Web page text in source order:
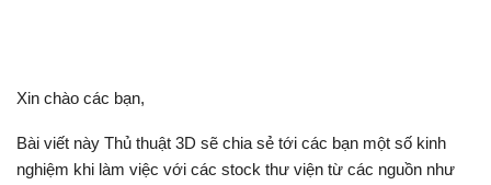
Xin chào các bạn,
Bài viết này Thủ thuật 3D sẽ chia sẻ tới các bạn một số kinh
nghiệm khi làm việc với các stock thư viện từ các nguồn như